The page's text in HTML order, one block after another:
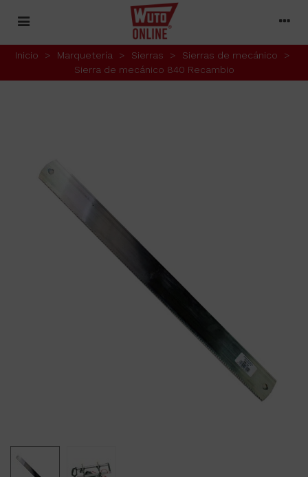
Inicio > Marquetería > Sierras > Sierras de mecánico
>
Sierra de mecánico 840 Recambio